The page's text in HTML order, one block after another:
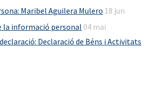
Maribel Aguilera Mulero 18 jun
la informació personal 04 mai
Declaració de Béns i Activitats